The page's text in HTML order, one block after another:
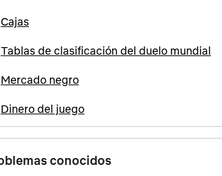
Cajas
Tablas de clasificación del duelo mundial
Mercado negro
Dinero del juego
conocidos